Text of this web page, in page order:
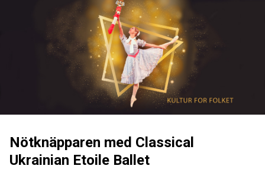
Nötknäpparen med Classical
Ukrainian Etoile Ballet